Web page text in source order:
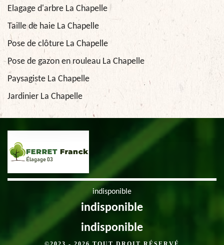
Elagage d'arbre La Chapelle
Taille de haie La Chapelle
Pose de clôture La Chapelle
Pose de gazon en rouleau La Chapelle
Paysagiste La Chapelle
Jardinier La Chapelle
indisponible
indisponible
indisponible